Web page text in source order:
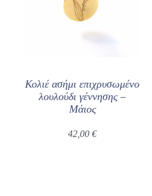
Κολιέ ασήμι επιχρυσωμένο
λουλούδι γέννησης –
Μάιος
42,00 €